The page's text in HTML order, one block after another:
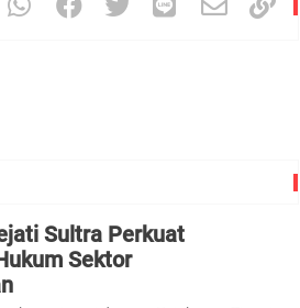
Sultra Perkuat
Sektor